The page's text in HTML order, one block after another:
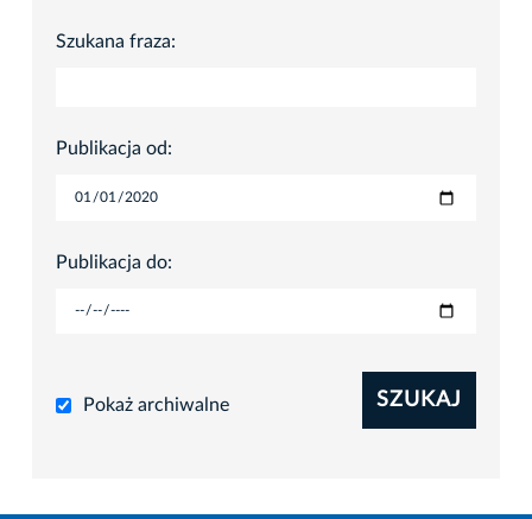
Szukana fraza:
Publikacja od:
Publikacja do:
Pokaż archiwalne SZUKAJ